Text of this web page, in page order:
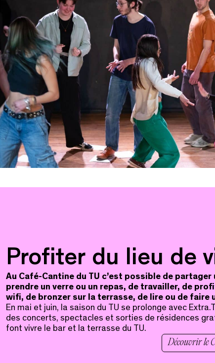
Profiter du lieu de
Au Café-Cantine du TU c’est possible de partager
prendre un verre ou un repas, de travailler, de
wifi, de bronzer sur la terrasse, de lire ou de faire
En mai et juin, la saison du TU se prolonge avec
des concerts, spectacles et sorties de résidences
font vivre le bar et la terrasse du TU.
Découvrir le